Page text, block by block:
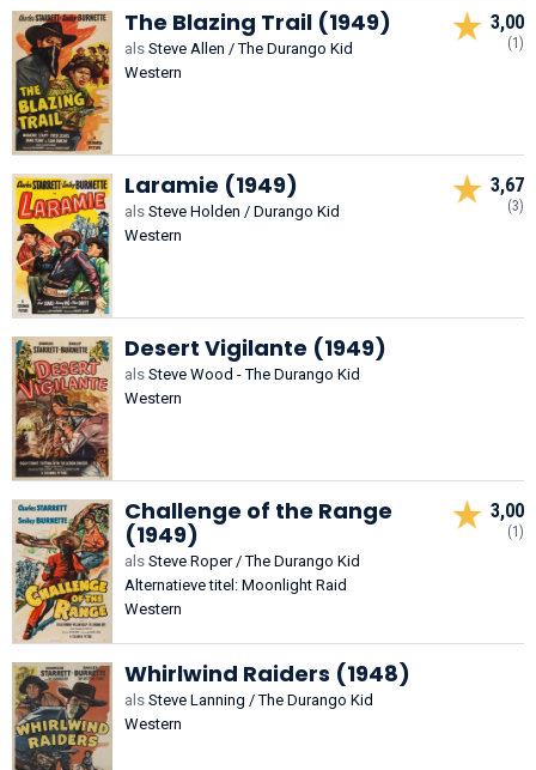
The Blazing Trail (1949)
als Steve Allen / The Durango Kid
Western
3,00
(1)
Laramie (1949)
als Steve Holden / Durango Kid
Western
3,67
(3)
Desert Vigilante (1949)
als Steve Wood - The Durango Kid
Western
Challenge of the Range
(1949)
als Steve Roper / The Durango Kid
Alternatieve titel: Moonlight Raid
Western
3,00
(1)
Whirlwind Raiders (1948)
als Steve Lanning / The Durango Kid
Western